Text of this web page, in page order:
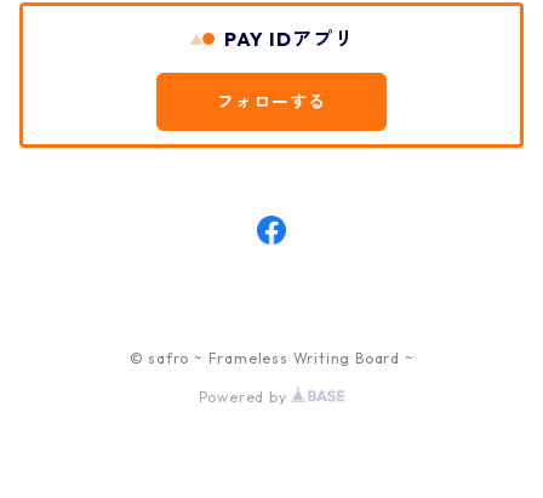
PAY IDアプリ
フォローする
© safro ~ Frameless Writing Board ~
Powered by